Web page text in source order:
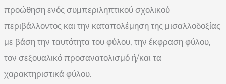
προώθηση ενός συμπεριληπτικού σχολικού
περιβάλλοντος και την καταπολέμηση της μισαλλοδοξίας
με βάση την ταυτότητα του φύλου, την έκφραση φύλου,
τον σεξουαλικό προσανατολισμό ή/και τα
χαρακτηριστικά φύλου.